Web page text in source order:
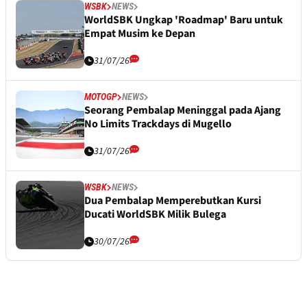
WSBK NEWS
WorldSBK Ungkap 'Roadmap' Baru untuk
Empat Musim ke Depan
31/07/26
MOTOGP NEWS
Seorang Pembalap Meninggal pada Ajang
No Limits Trackdays di Mugello
31/07/26
WSBK NEWS
Dua Pembalap Memperebutkan Kursi
Ducati WorldSBK Milik Bulega
30/07/26